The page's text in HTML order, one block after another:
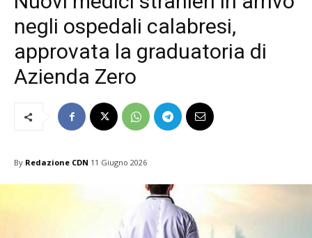
negli ospedali calabresi,
approvata la graduatoria di
Azienda Zero
By Redazione CDN 11 Giugno 2026